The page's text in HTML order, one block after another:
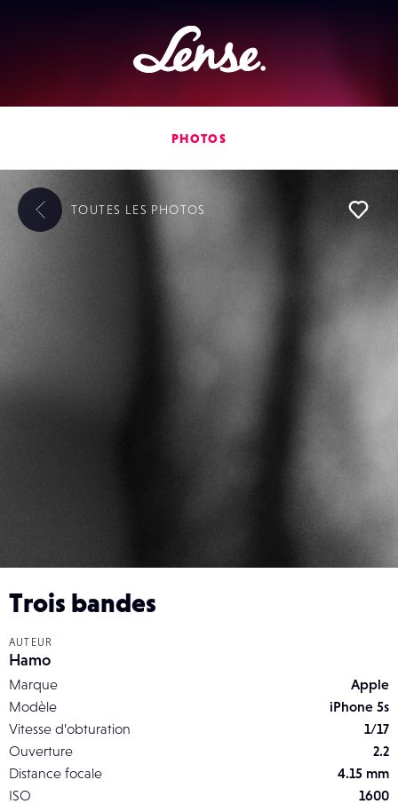
Lense
PHOTOS
Trois bandes
AUTEUR
Hamo
Marque
Apple
Modèle
iPhone 5s
Vitesse d’obturation
1/17
Ouverture
2.2
Distance focale
4.15 mm
ISO
1600
TOUTES LES PHOTOS